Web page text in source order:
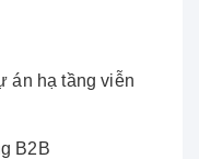
án hạ tầng viễn
B2B